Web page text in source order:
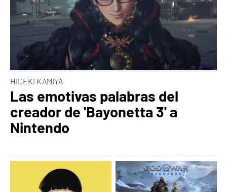
HIDEKI KAMIYA
Las emotivas palabras del
creador de 'Bayonetta 3' a
Nintendo